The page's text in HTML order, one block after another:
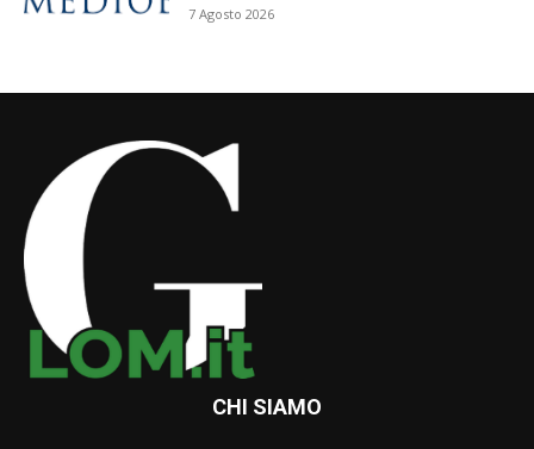
7 Agosto 2026
CHI SIAMO